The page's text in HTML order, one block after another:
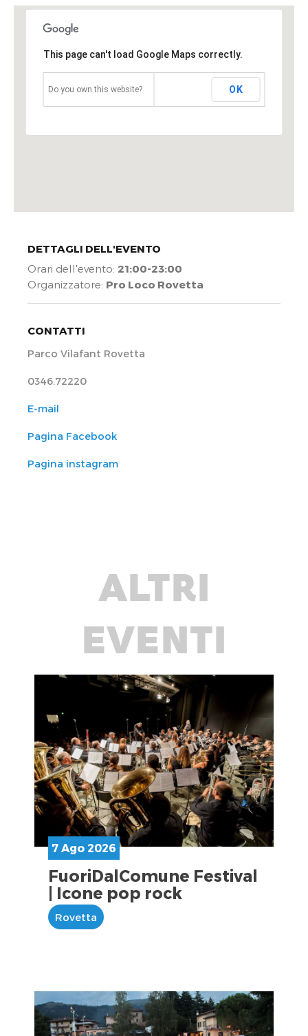
This page can't load Google Maps correctly.
Do you own this website? OK
DETTAGLI DELL'EVENTO
Orari dell'evento: 21:00-23:00
Organizzatore: Pro Loco Rovetta
CONTATTI
Parco Vilafant Rovetta
0346.72220
E-mail
Pagina Facebook
Pagina instagram
ALTRI
EVENTI
7 Ago 2026
FuoriDalComune Festival
| Icone pop rock
Rovetta